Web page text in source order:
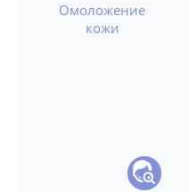
Омоложение
кожи